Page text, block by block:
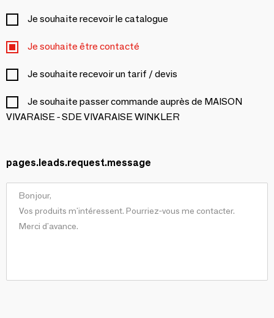
Je souhaite recevoir le catalogue
Je souhaite être contacté
Je souhaite recevoir un tarif / devis
Je souhaite passer commande auprès de MAISON
VIVARAISE - SDE VIVARAISE WINKLER
pages.leads.request.message